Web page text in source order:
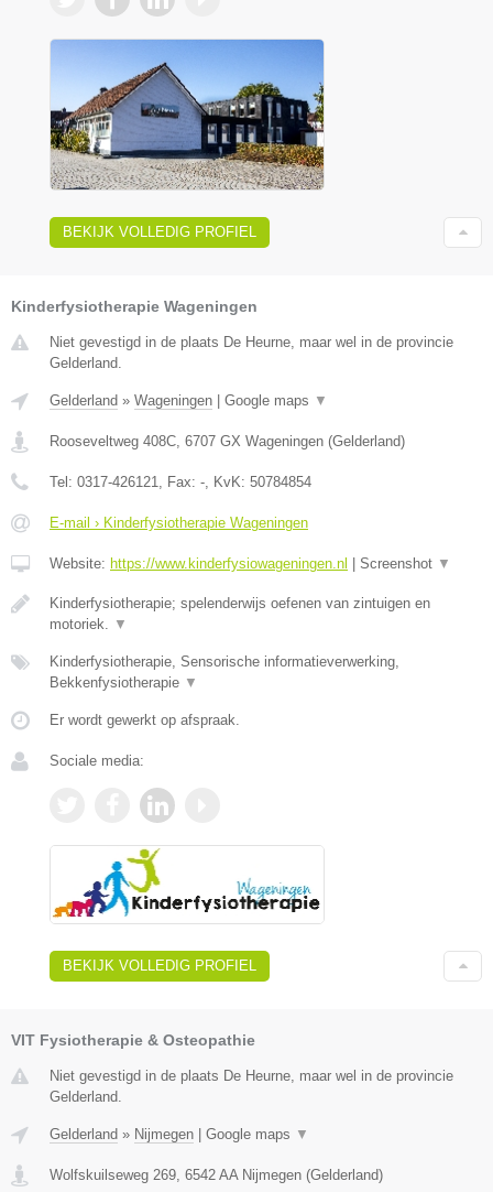
BEKIJK VOLLEDIG PROFIEL
Kinderfysiotherapie Wageningen
Niet gevestigd in de plaats De Heurne, maar wel in de provincie
Gelderland.
Gelderland » Wageningen Google maps ▼
Rooseveltweg 408C, 6707 GX Wageningen (Gelderland)
Tel: 0317-426121, Fax: -, KvK: 50784854
E-mail › Kinderfysiotherapie Wageningen
Website: https://www.kinderfysiowageningen.nl Screenshot ▼
Kinderfysiotherapie; spelenderwijs oefenen van zintuigen en
motoriek. ▼
Kinderfysiotherapie, Sensorische informatieverwerking,
Bekkenfysiotherapie ▼
Er wordt gewerkt op afspraak.
Sociale media:
BEKIJK VOLLEDIG PROFIEL
VIT Fysiotherapie & Osteopathie
Niet gevestigd in de plaats De Heurne, maar wel in de provincie
Gelderland.
Gelderland » Nijmegen Google maps ▼
Wolfskuilseweg 269 6542 AA Nijmegen (Gelderland)